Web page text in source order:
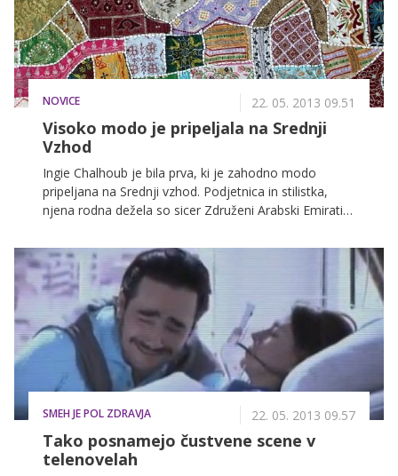
NOVICE 22. 05. 2013 09.51
Visoko modo je pripeljala na Srednji
Vzhod
Ingie Chalhoub je bila prva, ki je zahodno modo
pripeljana na Srednji vzhod. Podjetnica in stilistka,
njena rodna dežela so sicer Združeni Arabski Emirati,
področju na Srednjem Vzhodu. Je pa tudi nadvse
prodorna podjetnica, ki je za svoje delo med drugim
prejela številne nagrade. Ko se je trdno uveljavila kot
podjetnica, se je odločila, da še sama kot oblikovalka
vstopi v svet mode.
SMEH JE POL ZDRAVJA 22. 05. 2013 09.57
Tako posnamejo čustvene scene v
telenovelah